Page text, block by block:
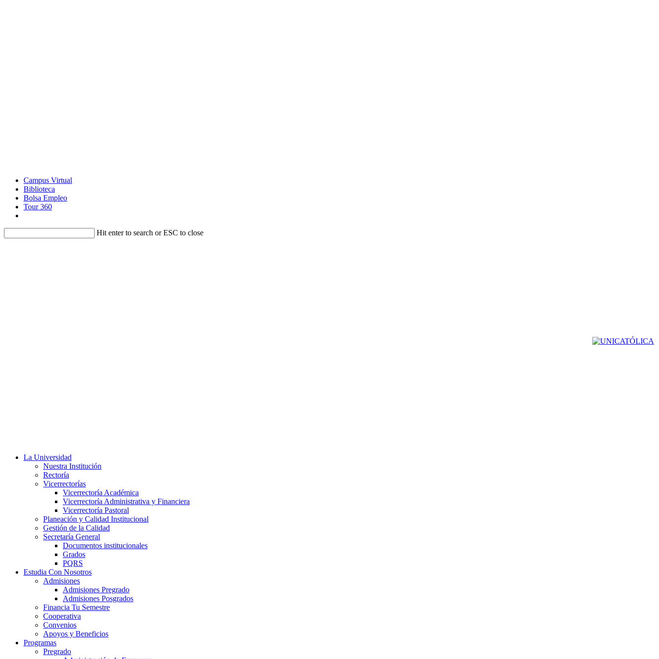
Campus Virtual
Biblioteca
Bolsa Empleo
Tour 360
Hit enter to search or ESC to close
La Universidad
Nuestra Institución
Rectoría
Vicerrectorías
Vicerrectoría Académica
Vicerrectoría Administrativa y Financiera
Vicerrectoría Pastoral
Planeación y Calidad Institucional
Gestión de la Calidad
Secretaría General
Documentos institucionales
Grados
PQRS
Estudia Con Nosotros
Admisiones
Admisiones Pregrado
Admisiones Posgrados
Financia Tu Semestre
Cooperativa
Convenios
Apoyos y Beneficios
Programas
Pregrado